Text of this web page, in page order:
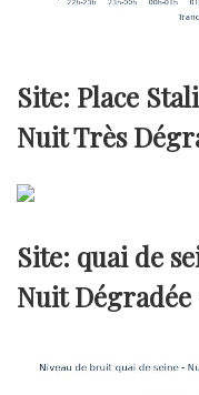
Site: Place
Nuit Très
Site: quai de
Nuit Dégradée